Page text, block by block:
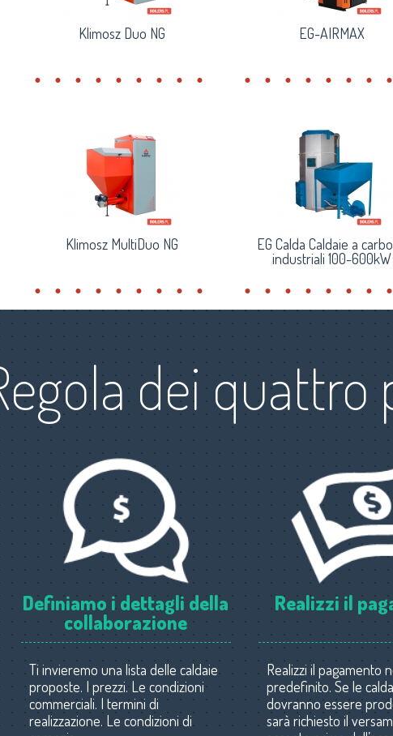
Klimosz Duo NG EG-AIRMAX
Klimosz MultiDuo NG
EG Calda Caldaie a
industriali 100-600kW
dei quattro
Definiamo i dettagli della
collaborazione
Ti invieremo una lista delle caldaie
proposte. I prezzi. Le condizioni
commerciali. I termini di
realizzazione. Le condizioni di
Realizzi il
Realizzi il pagamento
predefinito. Se le
dovranno essere
sarà richiesto il